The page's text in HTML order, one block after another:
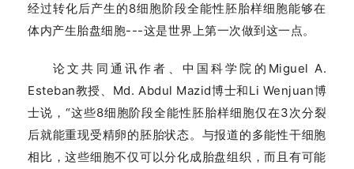
经过转化后产生的8细胞阶段全能性胚胎样细胞能够在
体内产生胎盘细胞---这是世界上第一次做到这一点。
论文共同通讯作者、中国科学院的Miguel A.
Esteban教授、Md. Abdul Mazid博士和Li Wenjuan博
士说，“这些8细胞阶段全能性胚胎样细胞仅在3次分裂
后就能重现受精卵的胚胎状态。与报道的多能性干细胞
相比，这些细胞不仅可以分化成胎盘组织，而且有可能